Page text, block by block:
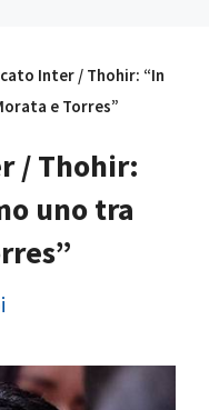
Inter / Thohir: “In
e Torres”
/ Thohir:
uno tra